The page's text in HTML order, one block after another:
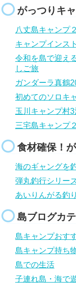
がっつりキ
八丈島キャンプ
キャンプインス
令和を島で迎え
しご旅
ガンダーラ真鶴
初めてのソロキ
玉川キャンプ村3
三宅島キャンプ
食材確保！
海のギャングを
弾丸釣行シリー
あいりんがる釣
島ブログカ
島キャンプおす
島キャンプ持ち
島での生活
子連れ島・海で